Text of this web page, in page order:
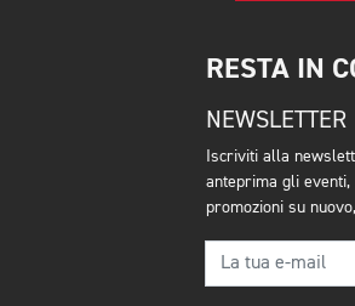
RESTA IN
NEWSLETTER
Iscriviti alla
anteprima gli
promozioni su